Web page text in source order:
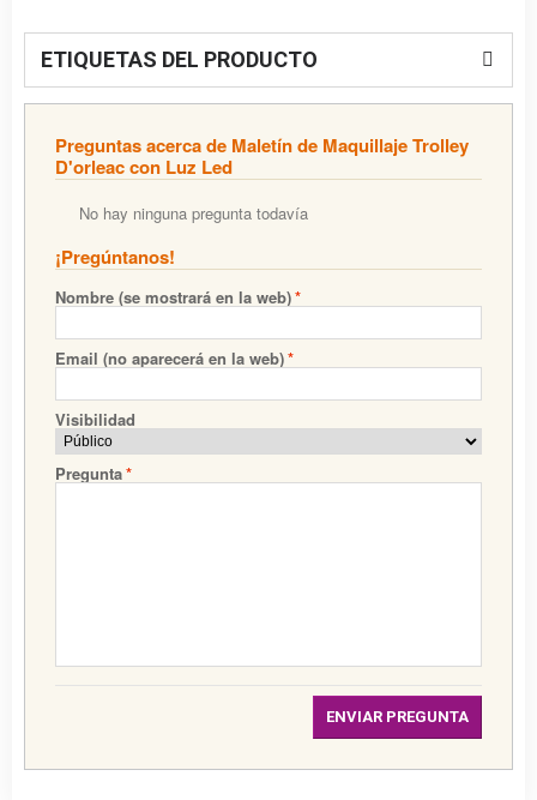
ETIQUETAS DEL PRODUCTO
Preguntas acerca de Maletín de Maquillaje Trolley
D'orleac con Luz Led
No hay ninguna pregunta todavía
¡Pregúntanos!
Nombre (se mostrará en la web)*
Email (no aparecerá en la web)*
Visibilidad
Pregunta*
ENVIAR PREGUNTA